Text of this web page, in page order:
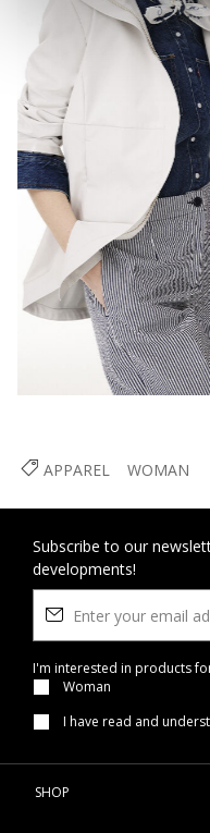
APPAREL WOMAN
Subscribe to our
developments!
I'm interested in products
Woman
I have read and
SHOP